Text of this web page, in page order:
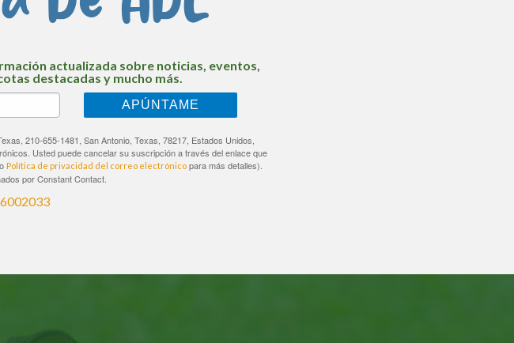
actualizada sobre noticias, eventos,
destacadas y mucho más.
APÚNTAME
210-655-1481, San Antonio, Texas, 78217, Estados Unidos,
Usted puede cancelar su suscripción a través del enlace que
Política de privacidad del correo electrónicopara más detalles).
por Constant Contact.